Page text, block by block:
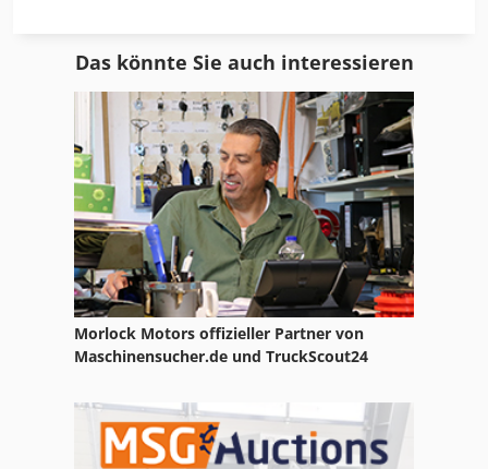
Muldenband
Roesler
Rohrschleifer
Rohrschleifmaschine
Rohrsägemaschine
Rohrtrennmaschine
Rösler Gleitschleifanlagen
Das könnte Sie auch interessieren
Morlock Motors offizieller Partner von
Maschinensucher.de und TruckScout24